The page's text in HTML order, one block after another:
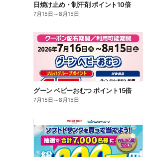
日焼け止め・制汗剤 ポイント10倍
7月15日 ～8月15日
グーン ベビーおむつ ポイント15倍
7月15日 ～8月15日